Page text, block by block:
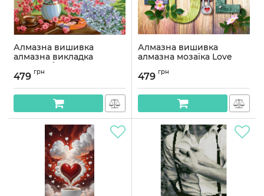
Алмазна вишивка
алмазна викладка
Ніжний букет 30x40
OG00119SS
Артикул:OG00119SS
479 грн
Алмазна вишивка
алмазна мозаїка Love
Артикул:
479 грн